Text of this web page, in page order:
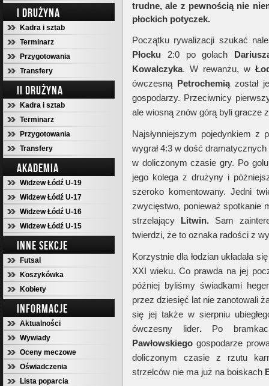
I DRUŻYNA
Kadra i sztab
Terminarz
Przygotowania
Transfery
II DRUŻYNA
Kadra i sztab
Terminarz
Przygotowania
Transfery
AKADEMIA
Widzew Łódź U-19
Widzew Łódź U-17
Widzew Łódź U-16
Widzew Łódź U-15
INNE SEKCJE
Futsal
Koszykówka
Kobiety
INFORMACJE
Aktualności
Wywiady
Oceny meczowe
Oświadczenia
Lista poparcia
trudne, ale z pewnością nie
płockich potyczek.
Początku rywalizacji szukać
Płocku 2:0 po golach
Kowalczyka. W rewanżu, w
ówczesną Petrochemiązostał
gospodarzy. Przeciwnicy
ale wiosną znów górą byli gracze
Najsłynniejszym pojedynkiem
wygrał 4:3 w dość
w doliczonym czasie gry. Po
jego kolega z drużyny i
szeroko komentowany. Jedni
zwycięstwo, ponieważ spotkanie
strzelający Litwin. Sam
twierdzi, że to oznaka radości z
Korzystnie dla łodzian układała
XXI wieku. Co prawda na jej
później byliśmy świadkami
przez dziesięć lat nie zanotowali
się jej także w sierpniu
ówczesny lider.Po
Pawłowskiego gospodarze
doliczonym czasie z rzutu
strzelców nie ma już na boiskach